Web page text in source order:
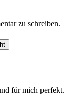
zu schreiben.
für mich perfekt.